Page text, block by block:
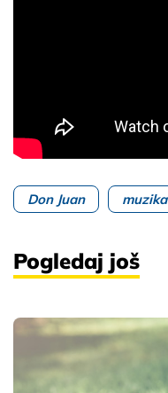
Don Juan muzika
Pogledaj još